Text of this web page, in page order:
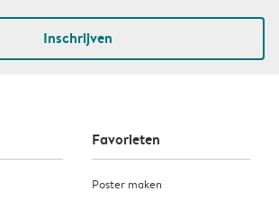
Inschrijven
Favorieten
Poster maken